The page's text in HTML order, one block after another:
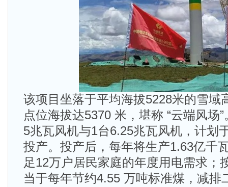
该项目坐落于平均海拔5228米的雪域
点位海拔达5370 米，堪称 “云端风场
5兆瓦风机与1台6.25兆瓦风机，计划
投产。投产后，每年将生产1.63亿千
足12万户居民家庭的年度用电需求；
当于每年节约4.55 万吨标准煤，减排